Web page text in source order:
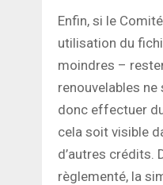
Enfin, si le
utilisation du
moindres –
renouvelables
donc effectuer
cela soit visible
d’autres crédits.
règlementé, la